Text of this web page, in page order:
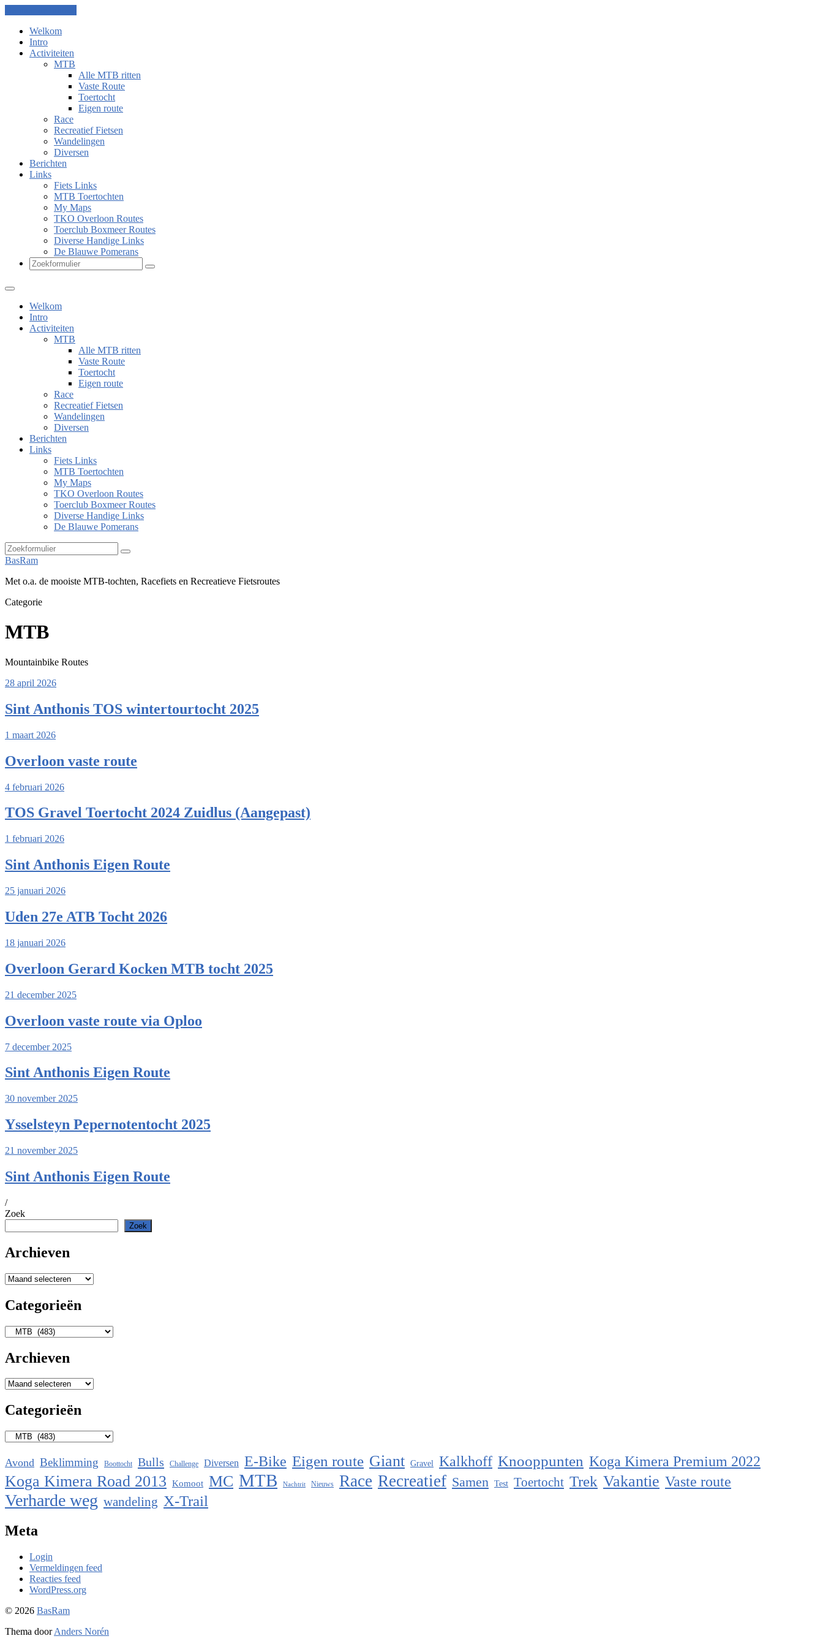
Welkom
Intro
Activiteiten
MTB
Alle MTB ritten
Vaste Route
Toertocht
Eigen route
Race
Recreatief Fietsen
Wandelingen
Diversen
Berichten
Links
Fiets Links
MTB Toertochten
My Maps
TKO Overloon Routes
Toerclub Boxmeer Routes
Diverse Handige Links
De Blauwe Pomerans
Zoeken
Welkom
Intro
Activiteiten
MTB
Alle MTB ritten
Vaste Route
Toertocht
Eigen route
Race
Recreatief Fietsen
Wandelingen
Diversen
Berichten
Links
Fiets Links
MTB Toertochten
My Maps
TKO Overloon Routes
Toerclub Boxmeer Routes
Diverse Handige Links
De Blauwe Pomerans
Zoeken
BasRam
Met o.a. de mooiste MTB-tochten, Racefiets en Recreatieve Fietsroutes
Categorie
MTB
Mountainbike Routes
28 april 2026
Sint Anthonis TOS wintertourtocht 2025
1 maart 2026
Overloon vaste route
4 februari 2026
TOS Gravel Toertocht 2024 Zuidlus (Aangepast)
1 februari 2026
Sint Anthonis Eigen Route
25 januari 2026
Uden 27e ATB Tocht 2026
18 januari 2026
Overloon Gerard Kocken MTB tocht 2025
21 december 2025
Overloon vaste route via Oploo
7 december 2025
Sint Anthonis Eigen Route
30 november 2025
Ysselsteyn Pepernotentocht 2025
21 november 2025
Sint Anthonis Eigen Route
/
Zoek
Zoek
Archieven
Archieven
Categorieën
Categorieën
Archieven
Archieven
Categorieën
Categorieën
Avond Beklimming Boottocht Bulls Challenge Diversen E-Bike Eigen route Giant Gravel Kalkhoff Knooppunten Koga Kimera Premium 2022
Koga Kimera Road 2013 Komoot MC MTB Nachtrit Nieuws Race Recreatief Samen Test Toertocht Trek Vakantie Vaste route
Verharde weg wandeling X-Trail
Meta
Login
Vermeldingen feed
Reacties feed
WordPress.org
© 2026 BasRam
Thema doorAnders Norén